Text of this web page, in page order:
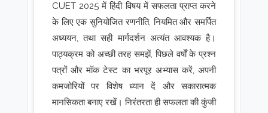
CUET 2025 में हिंदी विषय में सफलता प्राप्त करने
के लिए एक सुनियोजित रणनीति, नियमित और समर्पित
अध्ययन, तथा सही मार्गदर्शन अत्यंत आवश्यक है।
पाठ्यक्रम को अच्छी तरह समझें, पिछले वर्षों के प्रश्न
पत्रों और मॉक टेस्ट का भरपूर अभ्यास करें, अपनी
कमजोरियों पर विशेष ध्यान दें और सकारात्मक
मानसिकता बनाए रखें। निरंतरता ही सफलता की कुंजी